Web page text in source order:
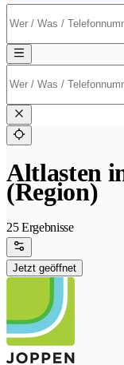
Altlasten
(Region)
25 Ergebnisse
Jetzt geöffnet